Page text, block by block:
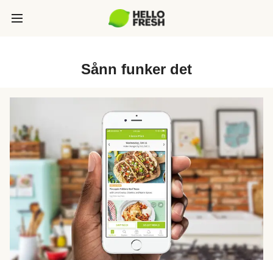
Sånn funker det